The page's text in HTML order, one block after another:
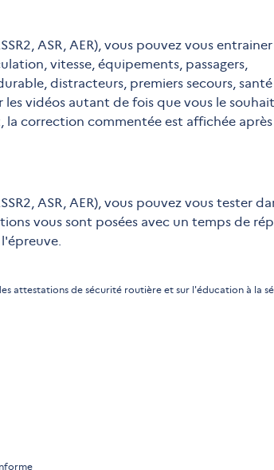
ASR, AER), vous pouvez vous
vitesse, équipements, passagers,
distracteurs, premiers secours,
vidéos autant de fois que vous le
la correction commentée est affichée après
ASR, AER), vous pouvez vous tester
vous sont posées avec un temps de
attestations de sécurité routière et sur l'éducation à la